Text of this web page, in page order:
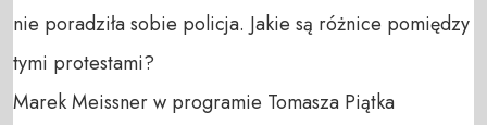
nie poradziła sobie policja. Jakie są różnice pomiędzy
tymi protestami?
Marek Meissner w programie Tomasza Piątka